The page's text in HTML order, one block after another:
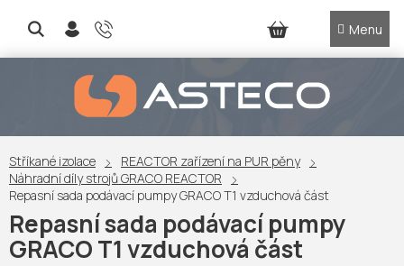
NÁKUPNÍ
KOŠÍK
Repasní sada podávací pumpy
GRACO T1 vzduchová část
Stříkané izolace
REACTOR zařízení na PUR pěny
Náhradní díly strojů GRACO REACTOR
Repasní sada podávací pumpy GRACO T1 vzduchová část